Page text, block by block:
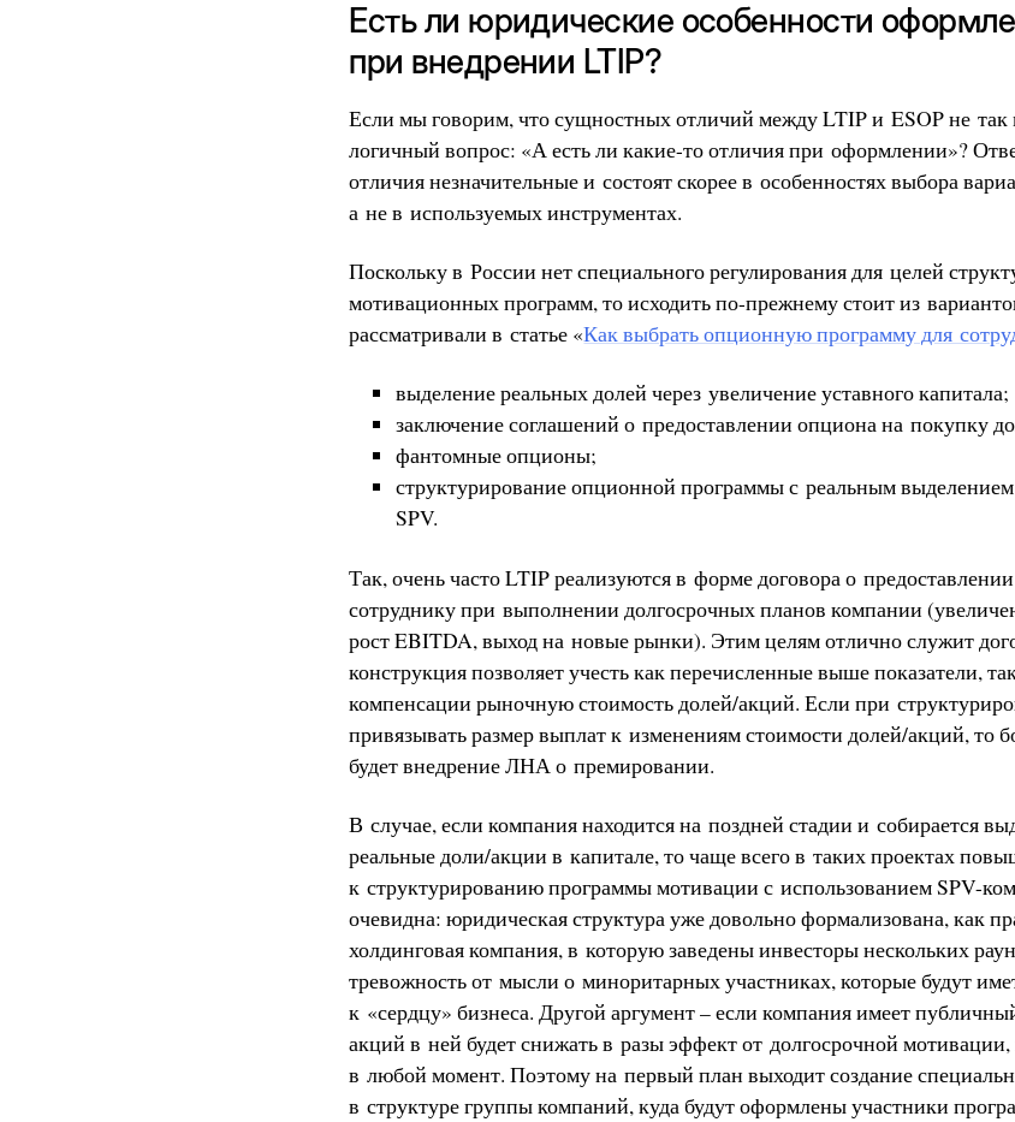
Есть ли юридические особенности
при внедрении LTIP?
Если мы говорим, что сущностных отличий между LTIP и ESOP не так
логичный вопрос: «А есть ли какие-то отличия при оформлении»?
отличия незначительные и состоят скорее в особенностях выбора
а не в используемых инструментах.
Поскольку в России нет специального регулирования для целей
мотивационных программ, то исходить по-прежнему стоит из
рассматривали в статье «Как выбрать опционную программу для
выделение реальных долей через увеличение уставного капитала;
заключение соглашений о предоставлении опциона на покупку
фантомные опционы;
структурирование опционной программы с реальным
SPV.
Так, очень часто LTIP реализуются в форме договора о
сотруднику при выполнении долгосрочных планов компании
рост EBITDA, выход на новые рынки). Этим целям отлично служит
конструкция позволяет учесть как перечисленные выше показатели,
компенсации рыночную стоимость долей/акций. Если при
привязывать размер выплат к изменениям стоимости долей/акций, то
будет внедрение ЛНА о премировании.
В случае, если компания находится на поздней стадии и собирается
реальные доли/акции в капитале, то чаще всего в таких проектах
к структурированию программы мотивации с использованием SPV-
очевидна: юридическая структура уже довольно формализована, как
холдинговая компания, в которую заведены инвесторы нескольких
тревожность от мысли о миноритарных участниках, которые будут
к «сердцу» бизнеса. Другой аргумент – если компания имеет
акций в ней будет снижать в разы эффект от долгосрочной
в любой момент. Поэтому на первый план выходит создание
в структуре группы компаний, куда будут оформлены участники